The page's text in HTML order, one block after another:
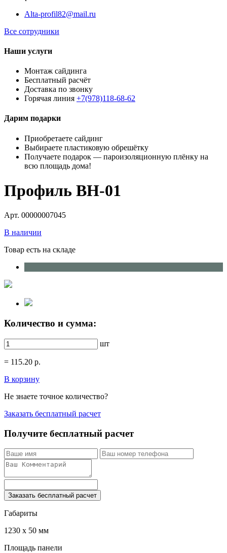
Alta-profil82@mail.ru
Все сотрудники
Наши услуги
Монтаж сайдинга
Бесплатный расчёт
Доставка по звонку
Горячая линия +7(978)118-68-62
Дарим подарки
Приобретаете сайдинг
Выбираете пластиковую обрешётку
Получаете подарок — пароизоляционную плёнку на
всю площадь дома!
Профиль BH-01
Арт. 00000007045
В наличии
Товар есть на складе
Количество и сумма:
шт
= 115.20 р.
В корзину
Не знаете точное количество?
Заказать бесплатный расчет
Получите бесплатный расчет
Заказать бесплатный расчет
Габариты
1230 x 50 мм
Площадь панели